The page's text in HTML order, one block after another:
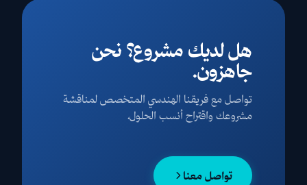
هل لديك مشروع؟ نحن
جاهزون.
تواصل مع فريقنا الهندسي المتخصص لمناقشة
مشروعك واقتراح أنسب الحلول.
تواصل معنا